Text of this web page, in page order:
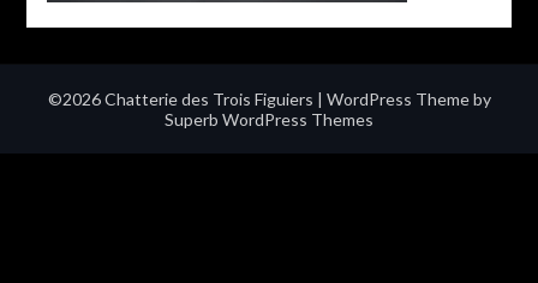
©2026 Chatterie des Trois Figuiers | WordPress Theme by
Superb WordPress Themes